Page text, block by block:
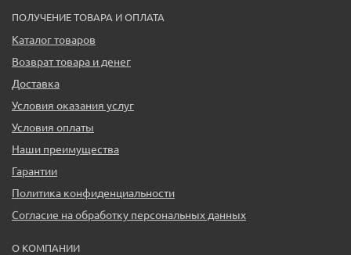
ПОЛУЧЕНИЕ ТОВАРА И ОПЛАТА
Каталог товаров
Возврат товара и денег
Доставка
Условия оказания услуг
Условия оплаты
Наши преимущества
Гарантии
Политика конфиденциальности
Согласие на обработку персональных данных
О КОМПАНИИ